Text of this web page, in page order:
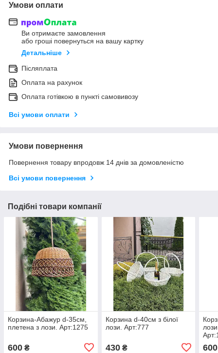
Умови оплати
Ви отримаєте замовлення
або гроші повернуться на вашу картку
Детальніше
Післяплата
Оплата на рахунок
Оплата готівкою в пункті самовивозу
Всі умови оплати
Умови повернення
Повернення товару впродовж 14 днів за домовленістю
Всі умови повернення
Подібні товари компанії
Корзина-Абажур d-35см,
плетена з лози. Арт:1275
600 ₴
Корзина d-40см з білої
лози. Арт:777
430₴ 600